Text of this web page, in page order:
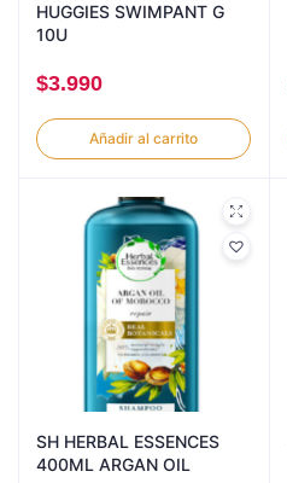
HUGGIES SWIMPANT G
10U
$3.990
Añadir al carrito
SH HERBAL ESSENCES
400ML ARGAN OIL